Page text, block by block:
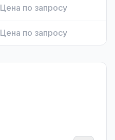
Цена по запросу
Цена по запросу